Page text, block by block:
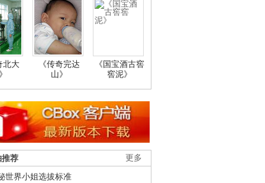
北大
《传奇完达
山》
《国宝酒古窖
窖泥》
更多
推荐
世界小姐选拔标准